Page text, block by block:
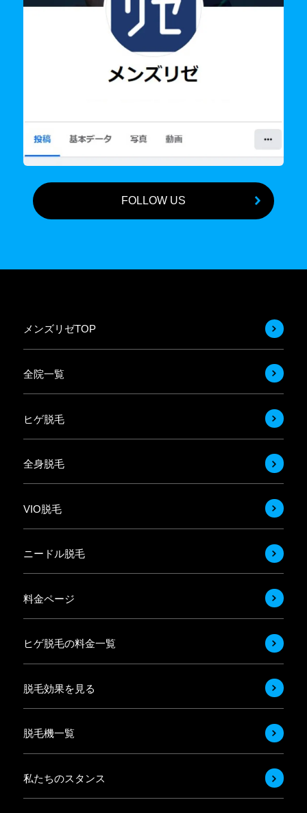
FOLLOW US
メンズリゼTOP
全院一覧
ヒゲ脱毛
全身脱毛
VIO脱毛
ニードル脱毛
料金ページ
ヒゲ脱毛の料金一覧
脱毛効果を見る
脱毛機一覧
私たちのスタンス